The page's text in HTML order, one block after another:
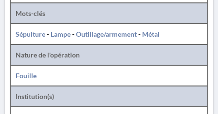
Mots-clés
Sépulture- Lampe-Outillage/armement- Métal
Nature de l'opération
Fouille
Institution(s)